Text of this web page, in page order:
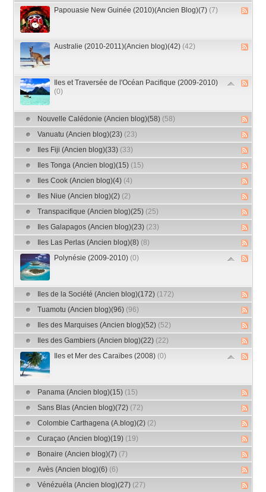
Papouasie New Guinée (2010)(Ancien Blog)(7) (7)
Australie (2010-2011)(Ancien blog)(42) (42)
Iles et Traversée de l'Océan Pacifique (2009-2010)
(0)
Nouvelle Calédonie (Ancien blog)(58) (58)
Vanuatu (Ancien blog)(23) (23)
Iles Fiji (Ancien blog)(33) (33)
Iles Tonga (Ancien blog)(15) (15)
Iles Cook (Ancien blog)(4) (4)
Iles Niue (Ancien blog)(2) (2)
Transpacifique (Ancien blog)(25) (25)
Iles Galapagos (Ancien blog)(23) (23)
Iles Las Perlas (Ancien blog)(8) (8)
Polynésie (2009-2010) (0)
Iles de la Société (Ancien blog)(172) (172)
Tuamotu (Ancien blog)(96) (96)
Iles des Marquises (Ancien blog)(52) (52)
Iles des Gambiers (Ancien blog)(22) (22)
Iles et Mer des Caraïbes (2008) (0)
Panama (Ancien blog)(15) (15)
Sans Blas (Ancien blog)(72) (72)
Colombie Carthagena (A.blog)(2) (2)
Curaçao (Ancien blog)(19) (19)
Bonaire (Ancien blog)(7) (7)
Avès (Ancien blog)(6) (6)
Vénézuéla (Ancien blog)(27) (27)